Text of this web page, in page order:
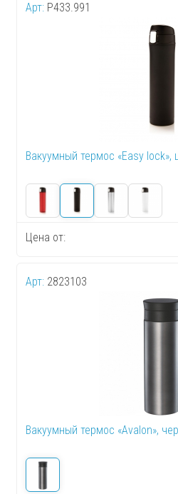
Арт: P433.991
Вакуумный термос «Easy lock»,
Цена от:
Арт: 2823103
Вакуумный термос «Avalon»,